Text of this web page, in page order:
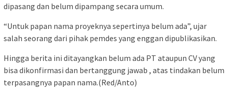
dipasang dan belum dipampang secara umum.
“Untuk papan nama proyeknya sepertinya belum ada”, ujar
salah seorang dari pihak pemdes yang enggan dipublikasikan.
Hingga berita ini ditayangkan belum ada PT ataupun CV yang
bisa dikonfirmasi dan bertanggung jawab , atas tindakan belum
terpasangnya papan nama.(Red/Anto)